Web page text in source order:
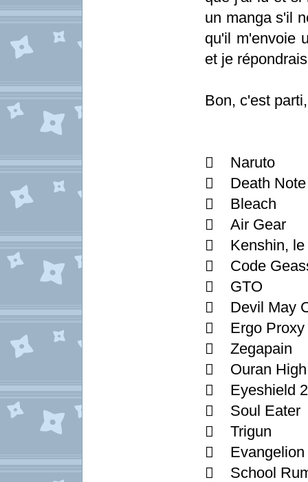
un manga s'il
qu'il m'envoie
et je
Bon, c'est
 Naruto
 Death Note
 Bleach
 Air Gear
 Kenshin, le
 Code
 GTO
 Devil May
 Ergo Proxy
 Zegapain
 Ouran High
 Eyeshield
 Soul Eater
 Trigun
 Evangelion
 School